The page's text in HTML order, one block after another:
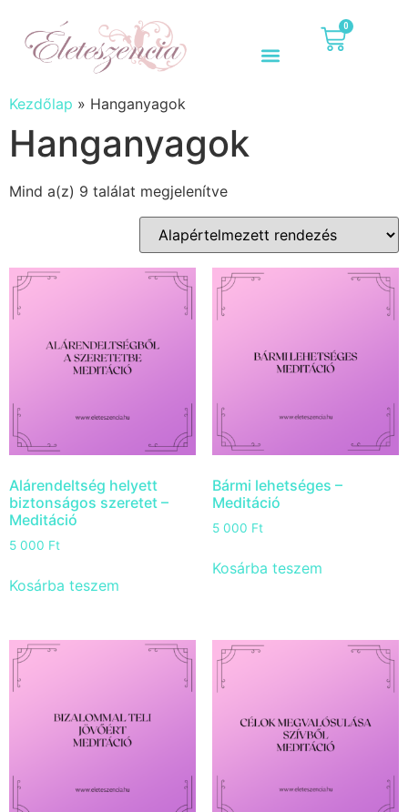
0
Kezdőlap » Hanganyagok
Hanganyagok
Mind a(z) 9 találat megjelenítve
Alárendeltség helyett
biztonságos szeretet –
Meditáció
5 000 Ft
Kosárba teszem
Bármi lehetséges –
Meditáció
5 000 Ft
Kosárba teszem